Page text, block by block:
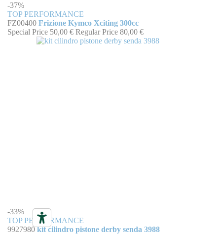
-37%
TOP PERFORMANCE
FZ00400 Frizione Kymco Xciting 300cc
Special Price 50,00 € Regular Price 80,00 €
-33%
TOP PERFORMANCE
9927980kit cilindro pistone derby senda 3988